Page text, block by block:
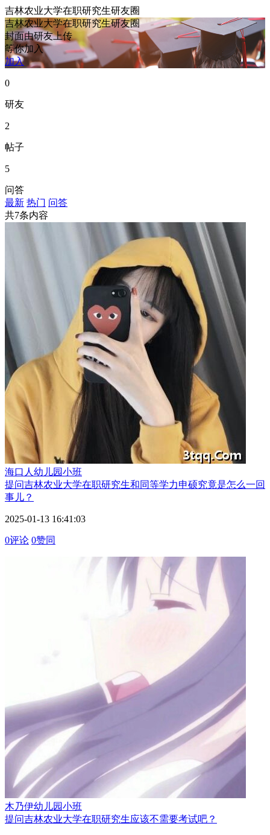
吉林农业大学在职研究生研友圈
吉林农业大学在职研究生研友圈
封面由研友上传
等你加入
加入
0
研友
2
帖子
5
问答
最新 热门 问答
共7条内容
海口人 幼儿园小班
提问吉林农业大学在职研究生和同等学力申硕究竟是怎么一回
事儿？
2025-01-13 16:41:03
0评论 0赞同
木乃伊幼儿园小班
提问吉林农业大学在职研究生应该不需要考试吧？